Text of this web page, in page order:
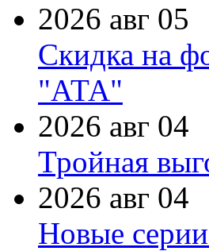
2026 авг 05
Скидка на
"АТА"
2026 авг 04
Тройная
2026 авг 04
Новые